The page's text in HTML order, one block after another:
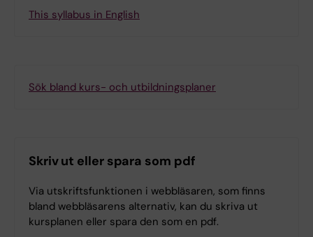
This syllabus in English
Sök bland kurs- och utbildningsplaner
Skriv ut eller spara som pdf
Via utskriftsfunktionen i webbläsaren, som finns
bland webbläsarens alternativ, kan du skriva ut
kursplanen eller spara den som en pdf.